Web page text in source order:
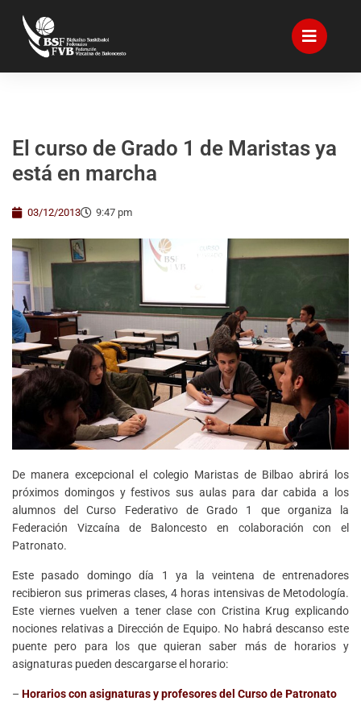
El curso de Grado 1 de Maristas ya
está en marcha
03/12/2013 9:47 pm
De manera excepcional el colegio Maristas de Bilbao abrirá los
próximos domingos y festivos sus aulas para dar cabida a los
alumnos del Curso Federativo de Grado 1 que organiza la
Federación Vizcaína de Baloncesto en colaboración con el
Patronato.
Este pasado domingo día 1 ya la veintena de entrenadores
recibieron sus primeras clases, 4 horas intensivas de Metodología.
Este viernes vuelven a tener clase con Cristina Krug explicando
nociones relativas a Dirección de Equipo. No habrá descanso este
puente pero para los que quieran saber más de horarios y
asignaturas pueden descargarse el horario:
– Horarios con asignaturas y profesores del Curso de Patronato